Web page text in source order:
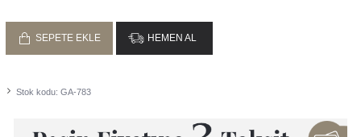
Stok kodu: GA-783
SEPETE EKLE HEMEN AL